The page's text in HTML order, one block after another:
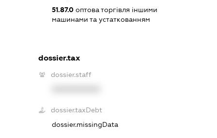
51.87.0 оптова торгівля іншими
машинами та устаткованням
dossier.tax
dossier.staff
dossier.taxDebt
dossier.missingData